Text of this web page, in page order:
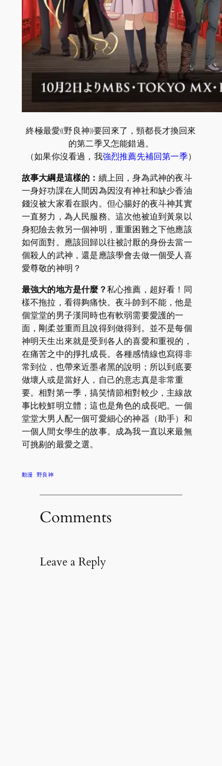
終極最愛《野良神》要回來了，頸都長才換回來
的第二季又怎能錯過。
（如果你沒看過，我強烈推薦先補回第一季）
故事大綱是這樣的： 續上回，身為武神的夜斗
一身好功課在人間因為因沒有神社和缺少香油
錢沒被大家看在眼內。但心腸好的夜斗神其實
一直努力，為人民服務。這次他被迫到黃泉以
身犯險去救另一個神明，重重困難之下他應該
如何面對。應該回歸以往被討厭的身份去當一
個殺人的武神，還是應該學會去做一個受人喜
愛尊敬的神明？
最強大的地方是什麼？私心推薦，超好看！同
樣不拖拉，看得夠痛快。夜斗帥到不能，他是
個堂堂的男子漢同時也有軟弱需要愛護的一
面，剛柔並重而且說得到做得到。並不是每個
神明天生出來就是受到各人的喜愛和重視的，
在痛苦之中的掙扎成長。各種感情線也寫得非
常到位，也帶來近墨者黑的說明；所以到底要
做壞人或是當好人，自己的意志真是非常重
要。相對第一季，搞笑情節相對較少，主線故
事比較鮮明立體；這也是角色的成長吧。一個
堂堂大男人配一個可愛細心的神器（助手）和
一個人間女學生的故事。成為我一直以來最無
可挑剔的最愛之選。
動漫 野良神
Comments
Leave a Reply